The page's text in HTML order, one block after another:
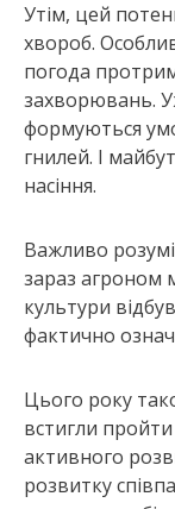
Утім, цей
хвороб.
погода
захворювань.
формуються
гнилей. І
насіння.
Важливо
зараз агроном
культури
фактично
Цього року
встигли
активного
розвитку